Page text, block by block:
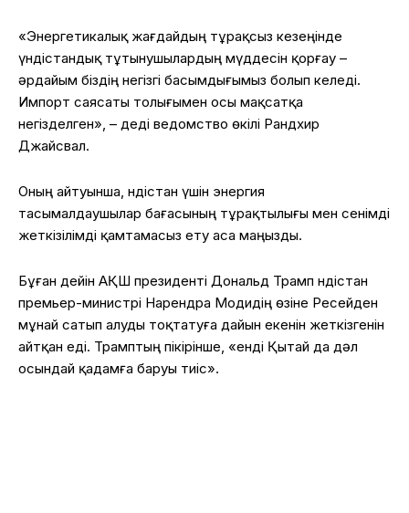
«Энергетикалық жағдайдың тұрақсыз кезеңінде
үндістандық тұтынушылардың мүддесін қорғау –
әрдайым біздің негізгі басымдығымыз болып келеді.
Импорт саясаты толығымен осы мақсатқа
негізделген», – деді ведомство өкілі Рандхир
Джайсвал.
Оның айтуынша, Үндістан үшін энергия
тасымалдаушылар бағасының тұрақтылығы мен сенімді
жеткізілімді қамтамасыз ету аса маңызды.
Бұған дейін АҚШ президенті Дональд Трамп Үндістан
премьер-министрі Нарендра Модидің өзіне Ресейден
мұнай сатып алуды тоқтатуға дайын екенін жеткізгенін
айтқан еді. Трамптың пікірінше, «енді Қытай да дәл
осындай қадамға баруы тиіс».